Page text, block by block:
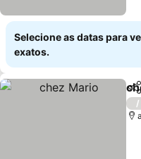
Selecione as datas para
exatos.
/